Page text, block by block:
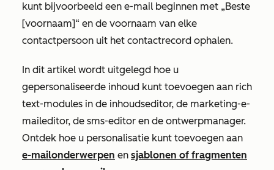
kunt bijvoorbeeld een e-mail beginnen met „Beste
[voornaam]“ en de voornaam van elke
contactpersoon uit het contactrecord ophalen.
In dit artikel wordt uitgelegd hoe u
gepersonaliseerde inhoud kunt toevoegen aan rich
text-modules in de inhoudseditor, de marketing-e-
maileditor, de sms-editor en de ontwerpmanager.
Ontdek hoe u personalisatie kunt toevoegen aan
e-mailonderwerpen en sjablonen of fragmenten